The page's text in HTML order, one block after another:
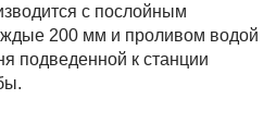
с послойным
200 мм и проливом водой
подведенной к станции